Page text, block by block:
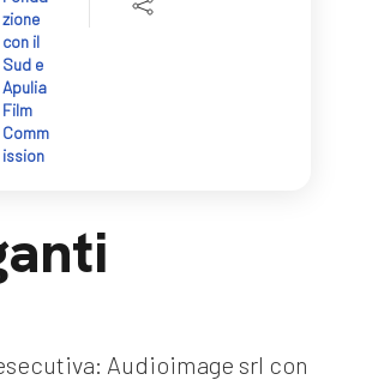
zione
con il
Sud e
Apulia
Film
Comm
ission
Audioimage srl con
noi